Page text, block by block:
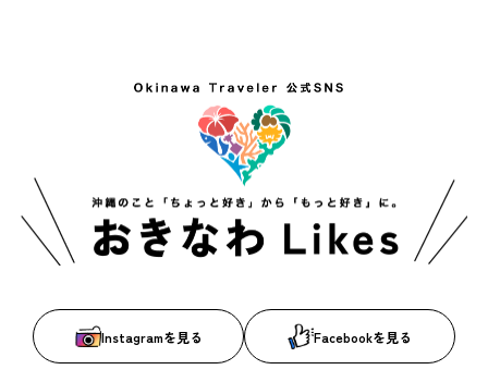
Instagramを見る Facebookを見る